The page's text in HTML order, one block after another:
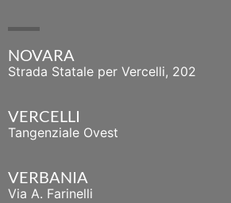
NOVARA
Strada Statale per Vercelli, 202
VERCELLI
Tangenziale Ovest
VERBANIA
Via A. Farinelli